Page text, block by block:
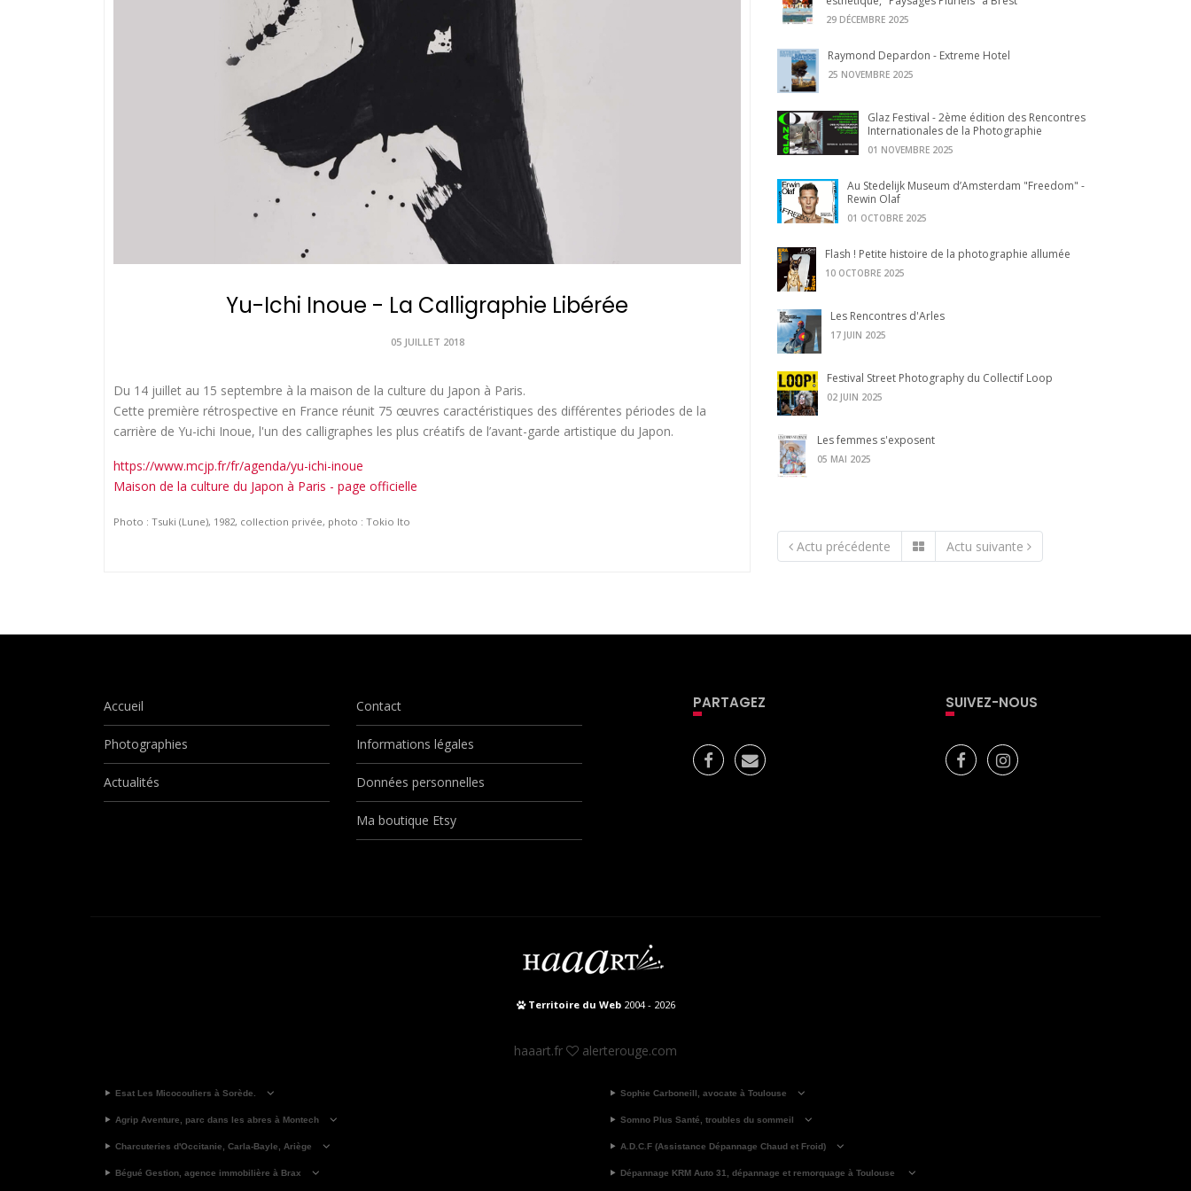
Yu-Ichi Inoue - La Calligraphie Libérée
05 JUILLET 2018
Du 14 juillet au 15 septembre à la maison de la culture du Japon à Paris.
Cette première rétrospective en France réunit 75 œuvres caractéristiques des différentes périodes de la
carrière de Yu-ichi Inoue, l'un des calligraphes les plus créatifs de l’avant-garde artistique du Japon.
https://www.mcjp.fr/fr/agenda/yu-ichi-inoue
Maison de la culture du Japon à Paris - page officielle
Photo : Tsuki (Lune), 1982, collection privée, photo : Tokio Ito
29 DÉCEMBRE 2025
Raymond Depardon - Extreme Hotel
25 NOVEMBRE 2025
Glaz Festival - 2ème édition des Rencontres
Internationales de la Photographie
01 NOVEMBRE 2025
Au Stedelijk Museum d’Amsterdam "Freedom" -
Rewin Olaf
01 OCTOBRE 2025
Flash ! Petite histoire de la photographie allumée
10 OCTOBRE 2025
Les Rencontres d'Arles
17 JUIN 2025
Festival Street Photography du Collectif Loop
02 JUIN 2025
Les femmes s'exposent
05 MAI 2025
Actu précédente Actu suivante
Accueil
Photographies
Actualités
Contact
Informations légales
Données personnelles
Ma boutique Etsy
PARTAGEZ SUIVEZ-NOUS
Territoire du Web2004 - 2026
haaart.fr alerterouge.com
Esat Les Micocouliers à Sorède.
Agrip Aventure, parc dans les abres à Montech
Charcuteries d'Occitanie, Carla-Bayle, Ariège
Bégué Gestion, agence immobilière à Brax
Sophie Carboneill, avocate à Toulouse
Somno Plus Santé, troubles du sommeil
A.D.C.F (Assistance Dépannage Chaud et Froid)
Dépannage KRM Auto 31, dépannage et remorquage à Toulouse